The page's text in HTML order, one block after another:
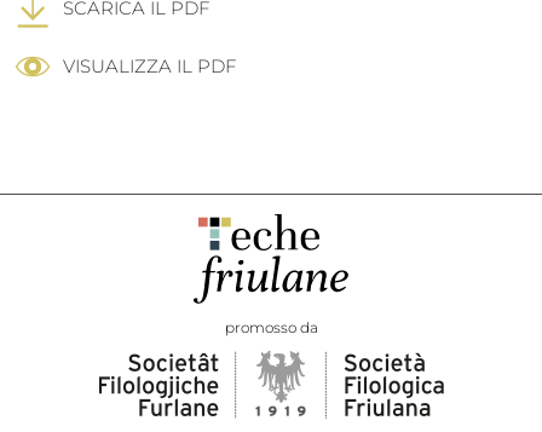
SCARICA IL PDF
VISUALIZZA IL PDF
promosso da